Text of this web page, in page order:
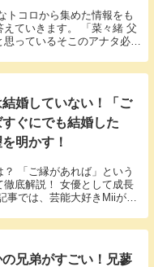
トコロから集めた情報をも
ていきます。 「菜々緒 父
っているそこのアナタ必
婚していない！「ご
ぐにでも結婚した
明かす！
「ご縁があれば」という
底解説！ 女優として成長
では、芸能大好きMiiがい
兄弟がすごい！兄蓼